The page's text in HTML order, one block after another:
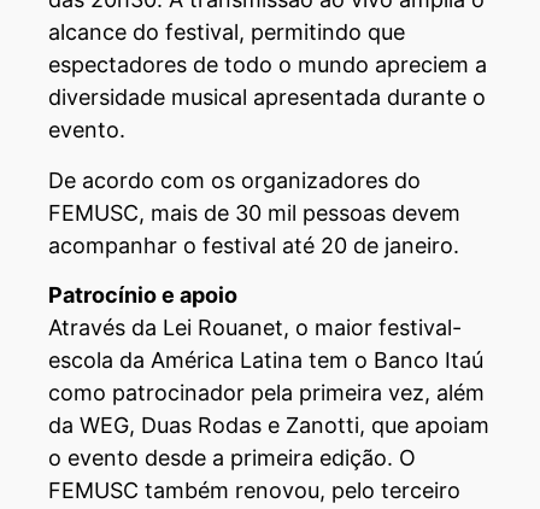
alcance do festival, permitindo que
espectadores de todo o mundo apreciem a
diversidade musical apresentada durante o
evento.
De acordo com os organizadores do
FEMUSC, mais de 30 mil pessoas devem
acompanhar o festival até 20 de janeiro.
Patrocínio e apoio
Através da Lei Rouanet, o maior festival-
escola da América Latina tem o Banco Itaú
como patrocinador pela primeira vez, além
da WEG, Duas Rodas e Zanotti, que apoiam
o evento desde a primeira edição. O
FEMUSC também renovou, pelo terceiro